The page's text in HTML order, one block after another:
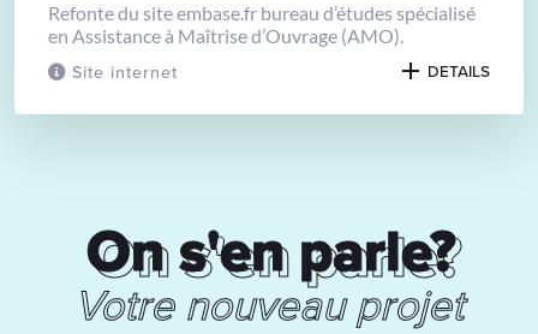
Site internet
Refonte du site embase.fr bureau d’études spécialisé
en Assistance à Maîtrise d’Ouvrage (AMO).
DETAILS
On s'en parle?
On s'en parle?
Votre nouveau projet